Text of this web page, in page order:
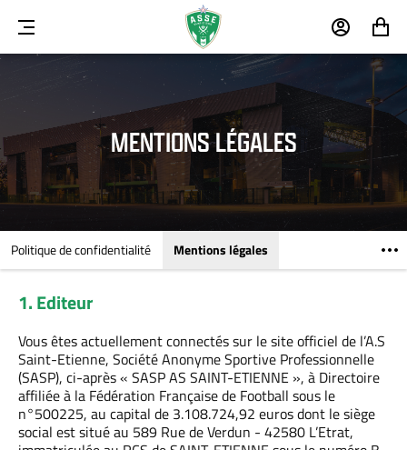
MENU MON
COMPTE
MON
PANIER
MENTIONS LÉGALES
Politique de confidentialité Mentions légales
1. Editeur
Vous êtes actuellement connectés sur le site officiel de l’A.S
Saint-Etienne, Société Anonyme Sportive Professionnelle
(SASP), ci-après « SASP AS SAINT-ETIENNE », à Directoire
affiliée à la Fédération Française de Football sous le
n°500225, au capital de 3.108.724,92 euros dont le siège
social est situé au 589 Rue de Verdun - 42580 L’Etrat,